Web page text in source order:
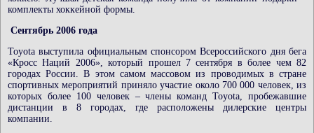
комплекты хоккейной формы.
Сентябрь 2006 года
Toyota выступила официальным спонсором Всероссийского дня бега
«Кросс Наций 2006», который прошел 7 сентября в более чем 82
городах России. В этом самом массовом из проводимых в стране
спортивных мероприятий приняло участие около 700 000 человек, из
которых более 100 человек – члены команд Toyota, пробежавшие
дистанции в 8 городах, где расположены дилерские центры
компании.